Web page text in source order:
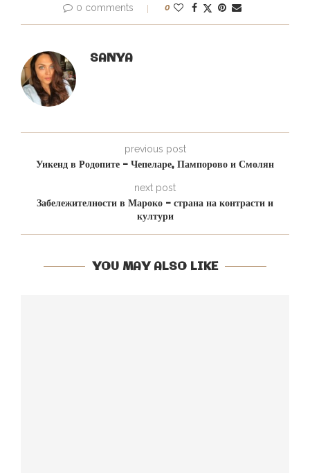
0 comments 0
SANYA
previous post
Уикенд в Родопите – Чепеларе, Пампорово и Смолян
next post
Забележителности в Мароко – страна на контрасти и
култури
YOU MAY ALSO LIKE